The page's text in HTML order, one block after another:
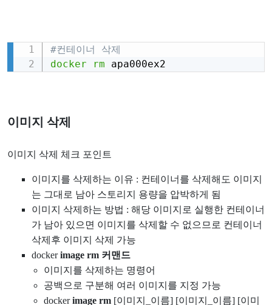
#컨테이너 삭제
docker
rm apa000ex2
이미지 삭제
이미지 삭제 체크 포인트
이미지를 삭제하는 이유 : 컨테이너를 삭제해도 이미지
는 그대로 남아 스토리지 용량을 압박하게 됨
이미지 삭제하는 방법 : 해당 이미지로 실행한 컨테이너
가 남아 있으면 이미지를 삭제할 수 없으므로 컨테이너
삭제후 이미지 삭제 가능
dockerimage rm 커맨드
이미지를 삭제하는 명령어
공백으로 구분해 여러 이미지를 지정 가능
dockerimage rm [이미지_이름] [이미지_이름] [이미